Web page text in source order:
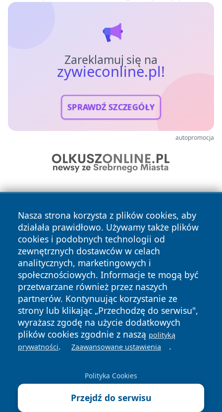
Zareklamuj się na
zywieconline.pl!
SPRAWDŹ SZCZEGÓŁY
autopromocja
Nasza strona korzysta z plików cookies, aby
działała prawidłowo. Używamy także plików
cookies i podobnych technologii od
zewnętrznych dostawców w celach
analitycznych, marketingowych i
społecznościowych. Informacje te mogą być
przetwarzane również przez naszych
partnerów. Kontynuując korzystanie ze
strony lub klikając „Przechodzę do serwisu",
wyrażasz zgodę na użycie dodatkowych
plików cookies zgodnie z naszą polityką
prywatności. Zaawansowane ustawienia .
Polityka Cookies
Przejdź do serwisu
Copyright © 2026 zywieconline.pl Wszystkie prawa
zastrzeżone.
News Autorzy
Polityka
Prywatności
Polityka
Cookies